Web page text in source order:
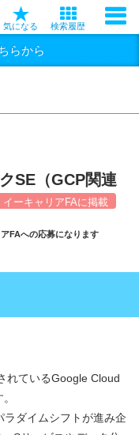
気になる 検索履歴
らから
SE（GCP関連
イーキャリアFAに掲載
FAへの応募になります
れているGoogle Cloud
ラダイムシフトが進み企